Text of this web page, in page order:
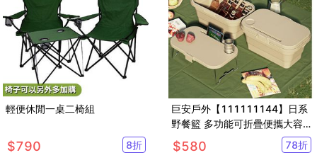
輕便休閒一桌二椅組
$790 8折
巨安戶外【111111144】日系
野餐籃 多功能可折疊便攜大容
量小桌提籃 摺疊水桶
$580 78折